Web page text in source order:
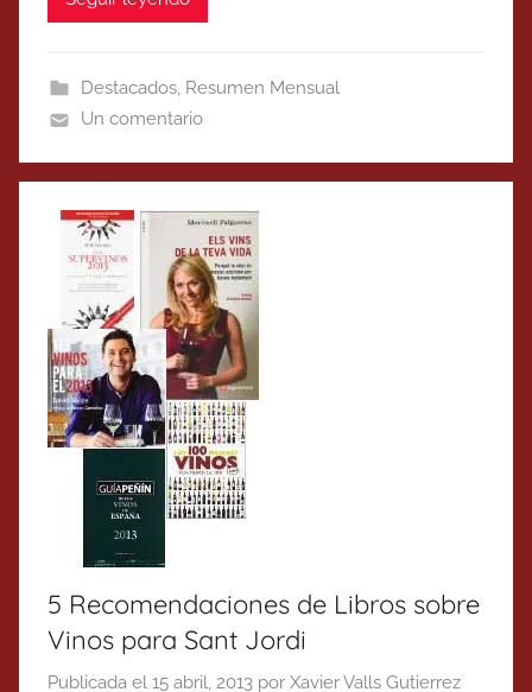
Destacados, Resumen Mensual
Un comentario
5 Recomendaciones de Libros sobre
Vinos para Sant Jordi
Publicada el 15 abril, 2013 por Xavier Valls Gutierrez